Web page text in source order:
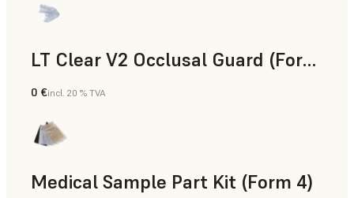
LT Clear V2 Occlusal Guard (Form 4)
Dentaire
0 €incl. 20 % TVA
Medical Sample Part Kit (Form 4)